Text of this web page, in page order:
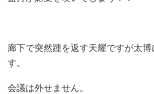
廊下で突然踵を返す天耀ですが太博
す。
会議は外せません。